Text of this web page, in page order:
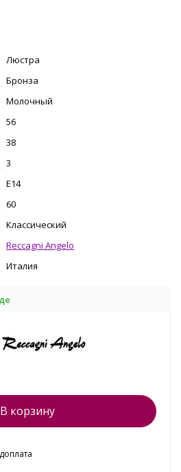
Люстра
Бронза
Молочный
56
38
3
E14
60
Классический
Reccagni Angelo
Италия
В корзину